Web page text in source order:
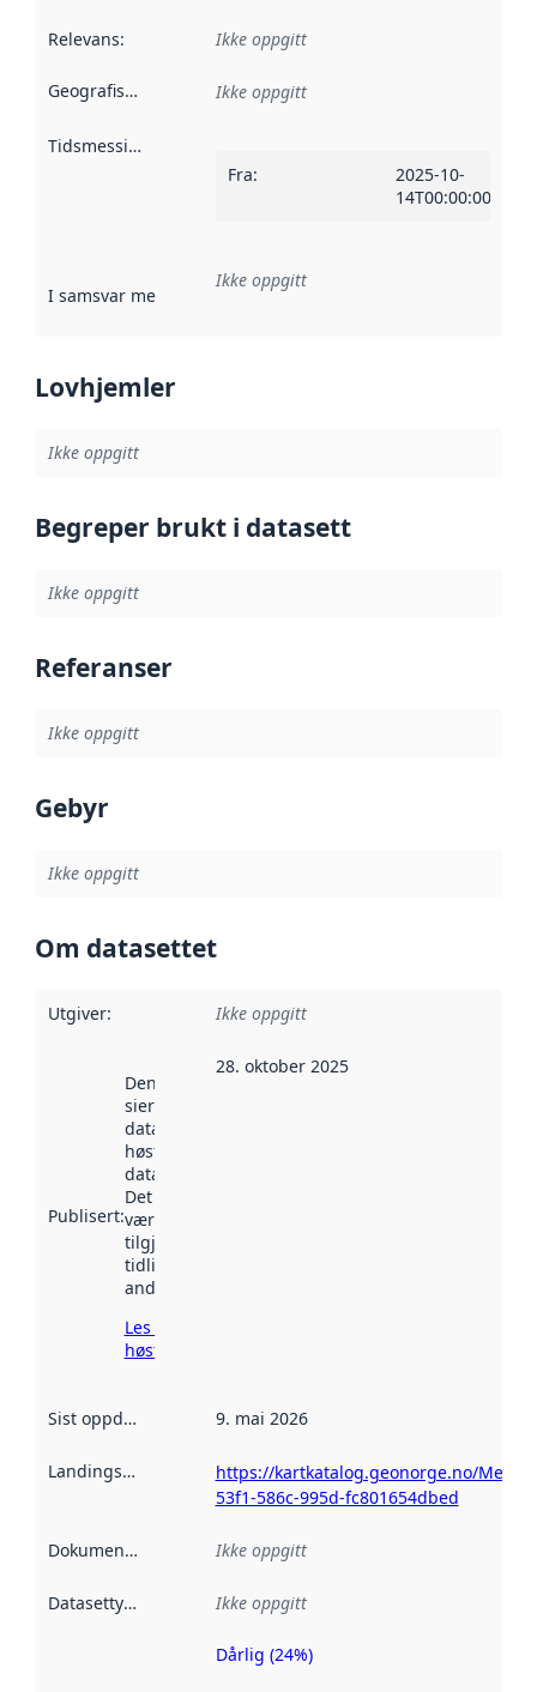
Relevans: Ikke oppgitt
Geografisk avgrensning :
Ikke oppgitt
Tidsmessig avgrensning
Fra:
2025-10-
14T00:00:00Z
I samsvar med Referanse til en implementasjonsregel
Ikke oppgitt
Lovhjemler
Ikke oppgitt
Begreper brukt i datasett
Ikke oppgitt
Referanser
Ikke oppgitt
Gebyr
Ikke oppgitt
Om datasettet
Utgiver: Ikke oppgitt
Publisert:
Denne datoen
sier når
datasettet ble
høstet av
data.norge.no.
Det kan ha
vært
tilgjengelig
tidligere
andre steder.
Les mer om
høsting her
28. oktober 2025
Sist oppdatert 9. mai 2026
Landingsside
https://kartkatalog.geonorge.no/
53f1-586c-995d-fc801654dbed
Dokumentasjon Ikke oppgitt
Datasettype Ikke oppgitt
Metadatakvalitet
Dårlig (24%)